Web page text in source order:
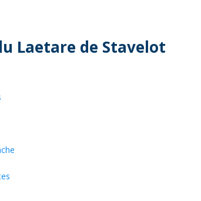
Laetare de Stavelot